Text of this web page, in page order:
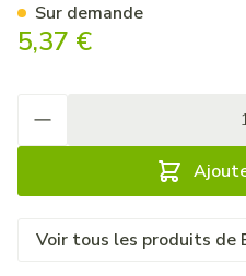
5,37 €
Sur demande
Voir tous les produits de